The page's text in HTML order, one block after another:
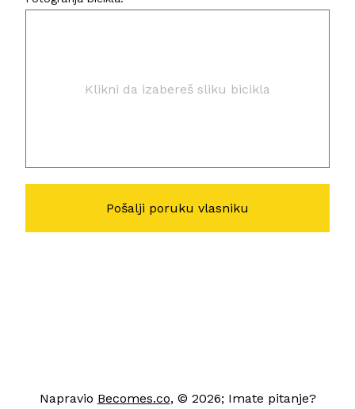
Klikni da izabereš sliku bicikla
Napravio Becomes.co, © 2026; Imate pitanje?